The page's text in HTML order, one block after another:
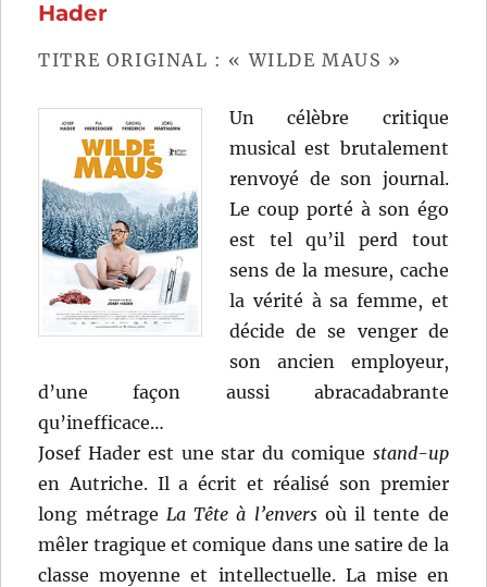
Hader
TITRE ORIGINAL : « WILDE MAUS »
Un célèbre critique
musical est brutalement
renvoyé de son journal.
Le coup porté à son égo
est tel qu’il perd tout
sens de la mesure, cache
la vérité à sa femme, et
décide de se venger de
son ancien employeur,
d’une façon aussi abracadabrante
qu’inefficace…
Josef Hader est une star du comique stand-up
en Autriche. Il a écrit et réalisé son premier
long métrage La Tête à l’enversoù il tente de
mêler tragique et comique dans une satire de la
classe moyenne et intellectuelle. La mise en